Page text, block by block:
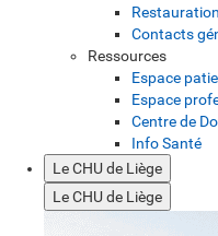
Contacts
Ressources
Espace
Espace
Centre de
Info Santé
Le CHU de Liège
Le CHU de Liège